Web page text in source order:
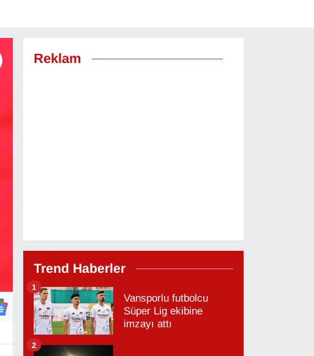
Reklam
Trend Haberler
Vansporlu futbolcu
Süper Lig ekibine
imzayı attı
1
2